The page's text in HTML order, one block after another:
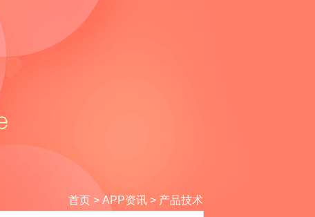
首页 > APP资讯 > 产品技术